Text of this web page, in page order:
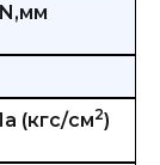
(кгс/см2)